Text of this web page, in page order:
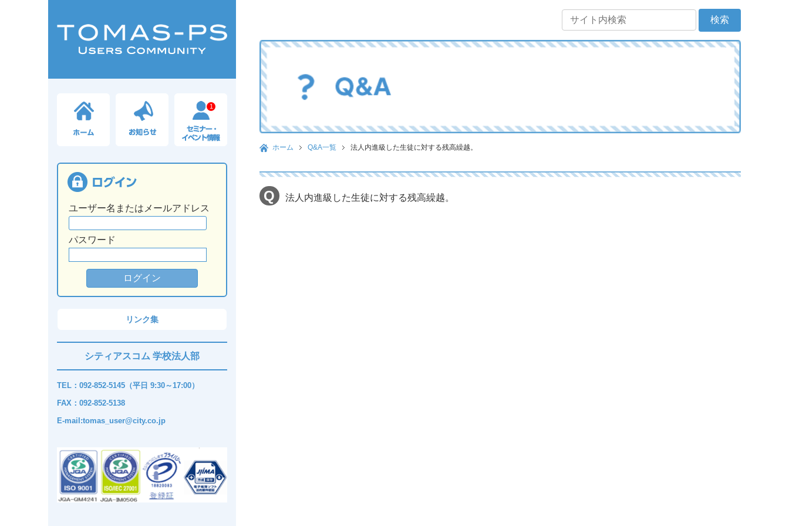
1
ユーザー名またはメールアドレス
パスワード
リンク集
シティアスコム 学校法人部
TEL：092-852-5145（平日 9:30～17:00）
FAX：092-852-5138
E-mail:tomas_user@city.co.jp
ホーム Q&A一覧 法人内進級した生徒に対する残高繰越。
法人内進級した生徒に対する残高繰越。